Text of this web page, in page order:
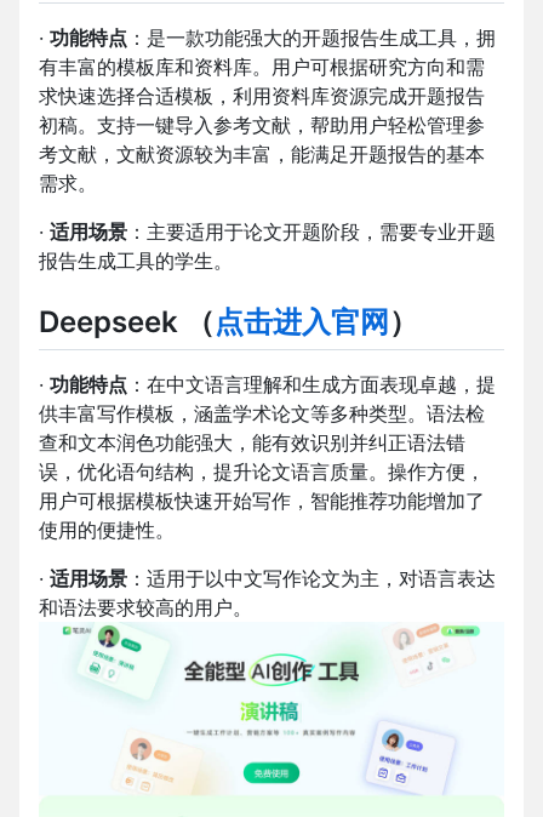
· 功能特点 ：是一款功能强大的开题报告生成工具，拥
有丰富的模板库和资料库。用户可根据研究方向和需
求快速选择合适模板，利用资料库资源完成开题报告
初稿。支持一键导入参考文献，帮助用户轻松管理参
考文献，文献资源较为丰富，能满足开题报告的基本
需求。
· 适用场景 ：主要适用于论文开题阶段，需要专业开题
报告生成工具的学生。
Deepseek （点击进入官网 ）
· 功能特点 ：在中文语言理解和生成方面表现卓越，提
供丰富写作模板，涵盖学术论文等多种类型。语法检
查和文本润色功能强大，能有效识别并纠正语法错
误，优化语句结构，提升论文语言质量。操作方便，
用户可根据模板快速开始写作，智能推荐功能增加了
使用的便捷性。
· 适用场景 ：适用于以中文写作论文为主，对语言表达
和语法要求较高的用户。